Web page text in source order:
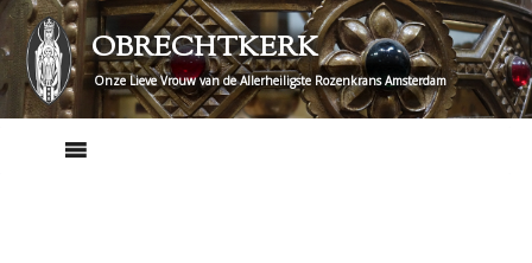
Skip
to
content
OBRECHTKERK
Onze Lieve Vrouw van de Allerheiligste Rozenkrans Amsterdam